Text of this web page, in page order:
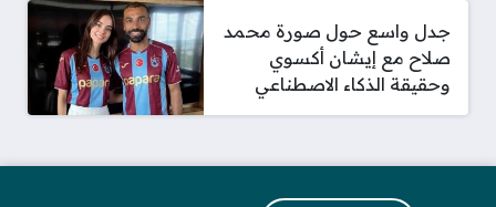
جدل واسع حول صورة محمد
صلاح مع إيشان أكسوي
وحقيقة الذكاء الاصطناعي